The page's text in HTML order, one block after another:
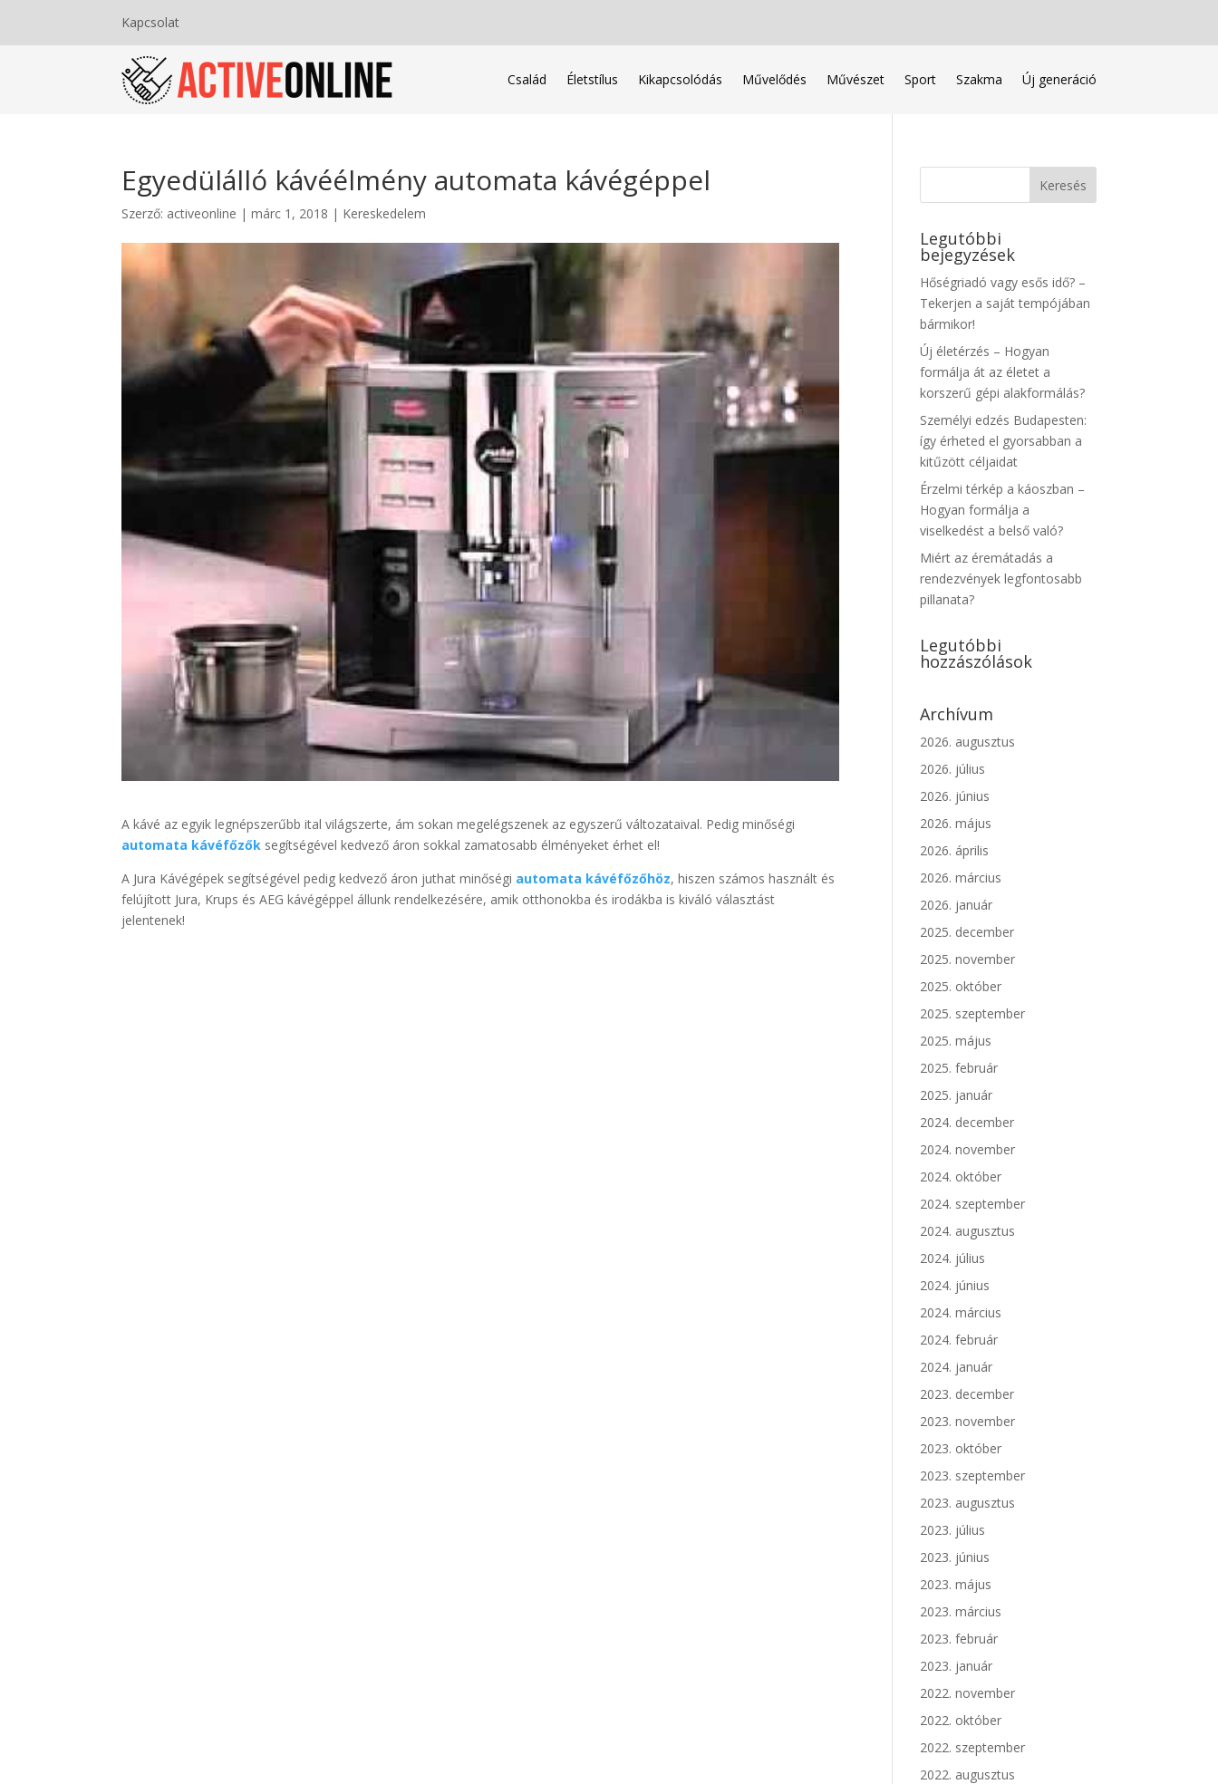
Kapcsolat
Család Életstílus Kikapcsolódás Művelődés Művészet Sport Szakma Új generáció
Egyedülálló kávéélmény automata kávégéppel
Szerző: activeonline |márc 1, 2018 | Kereskedelem
A kávé az egyik legnépszerűbb ital világszerte, ám sokan megelégszenek az egyszerű változataival. Pedig minőségi
automata kávéfőzők segítségével kedvező áron sokkal zamatosabb élményeket érhet el!
A Jura Kávégépek segítségével pedig kedvező áron juthat minőségi automata kávéfőzőhöz, hiszen számos használt és
felújított Jura, Krups és AEG kávégéppel állunk rendelkezésére, amik otthonokba és irodákba is kiváló választást
jelentenek!
Legutóbbi
bejegyzések
Hőségriadó vagy esős idő? –
Tekerjen a saját tempójában
bármikor!
Új életérzés – Hogyan
formálja át az életet a
korszerű gépi alakformálás?
Személyi edzés Budapesten:
így érheted el gyorsabban a
kitűzött céljaidat
Érzelmi térkép a káoszban –
Hogyan formálja a
viselkedést a belső való?
Miért az éremátadás a
rendezvények legfontosabb
pillanata?
Legutóbbi
hozzászólások
Archívum
2026. augusztus
2026. július
2026. június
2026. május
2026. április
2026. március
2026. január
2025. december
2025. november
2025. október
2025. szeptember
2025. május
2025. február
2025. január
2024. december
2024. november
2024. október
2024. szeptember
2024. augusztus
2024. július
2024. június
2024. március
2024. február
2024. január
2023. december
2023. november
2023. október
2023. szeptember
2023. augusztus
2023. július
2023. június
2023. május
2023. március
2023. február
2023. január
2022. november
2022. október
2022. szeptember
2022. augusztus